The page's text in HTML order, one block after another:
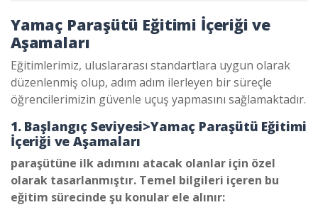
Yamaç Paraşütü Eğitimi İçeriği ve
Aşamaları
Eğitimlerimiz, uluslararası standartlara uygun olarak
düzenlenmiş olup, adım adım ilerleyen bir süreçle
öğrencilerimizin güvenle uçuş yapmasını sağlamaktadır.
1. Başlangıç Seviyesi>Yamaç Paraşütü Eğitimi
İçeriği ve Aşamaları
paraşütüne ilk adımını atacak olanlar için özel
olarak tasarlanmıştır. Temel bilgileri içeren bu
eğitim sürecinde şu konular ele alınır: